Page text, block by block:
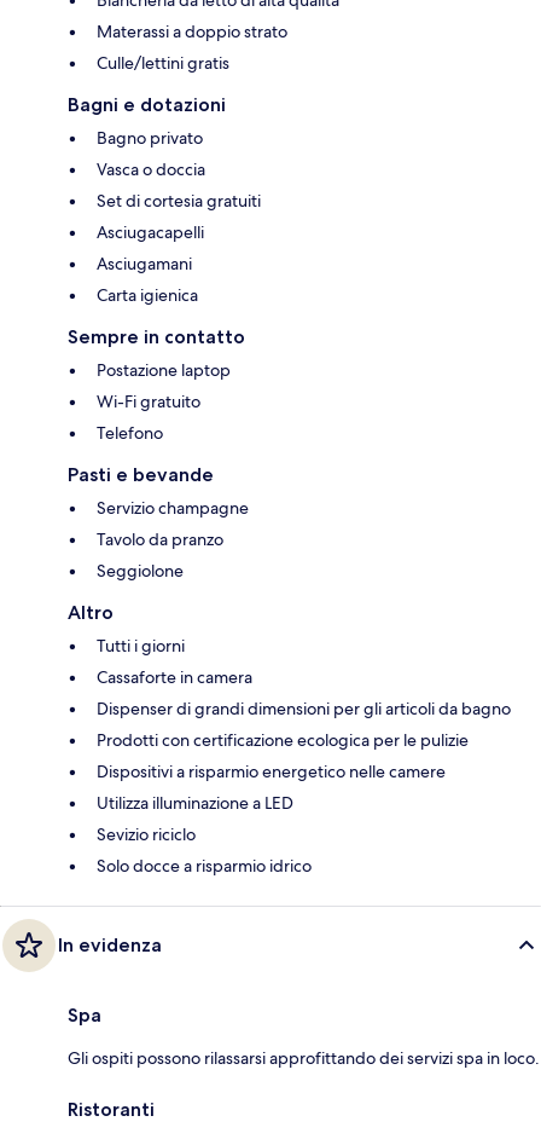
Materassi a doppio strato
Culle/lettini gratis
Bagni e dotazioni
Bagno privato
Vasca o doccia
Set di cortesia gratuiti
Asciugacapelli
Asciugamani
Carta igienica
Sempre in contatto
Postazione laptop
Wi-Fi gratuito
Telefono
Pasti e bevande
Servizio champagne
Tavolo da pranzo
Seggiolone
Altro
Tutti i giorni
Cassaforte in camera
Dispenser di grandi dimensioni per gli articoli da bagno
Prodotti con certificazione ecologica per le pulizie
Dispositivi a risparmio energetico nelle camere
Utilizza illuminazione a LED
Sevizio riciclo
Solo docce a risparmio idrico
In evidenza
Spa
Gli ospiti possono rilassarsi approfittando dei servizi spa in loco.
Ristoranti